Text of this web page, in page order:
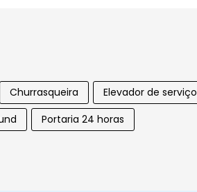
Churrasqueira Elevador de serviço
Portaria 24 horas